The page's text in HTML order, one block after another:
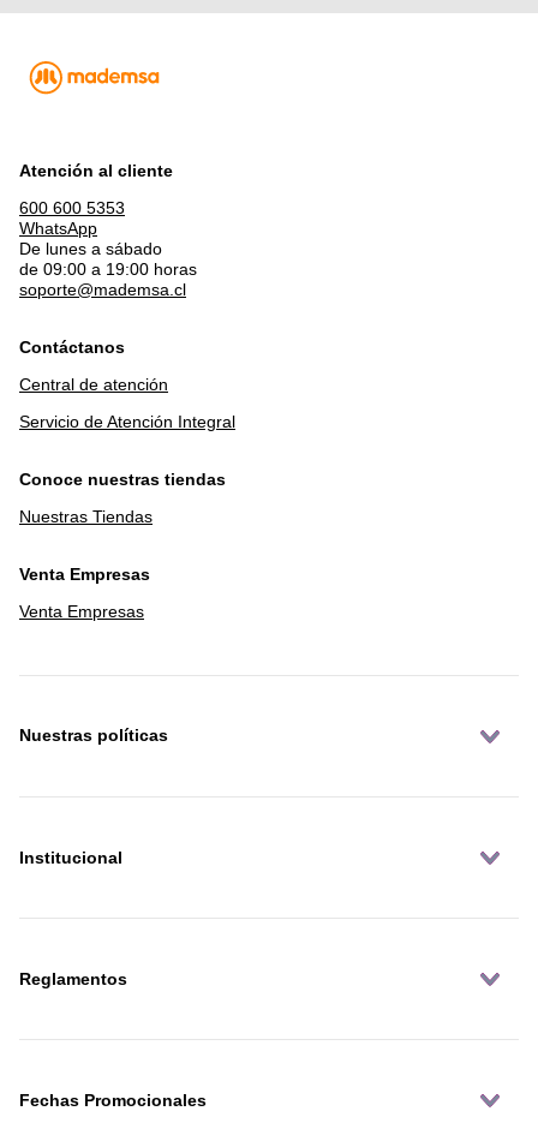
Atención al cliente
600 600 5353
WhatsApp
De lunes a sábado
de 09:00 a 19:00 horas
soporte@mademsa.cl
Contáctanos
Central de atención
Servicio de Atención Integral
Conoce nuestras tiendas
Nuestras Tiendas
Venta Empresas
Venta Empresas
Nuestras políticas
Institucional
Reglamentos
Fechas Promocionales